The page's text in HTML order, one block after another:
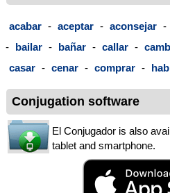
acabar - aceptar - aconsejar -
- bailar - bañar - callar -
casar - cenar - comprar -
Conjugation software
El Conjugador is also
tablet and smartphone.